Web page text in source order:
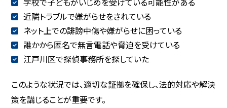
近隣トラブルで嫌がらせをされている
ネット上での誹謗中傷や嫌がらせに困っている
誰かから匿名で無言電話や脅迫を受けている
江戸川区で探偵事務所を探していた
このような状況では、適切な証拠を確保し、法的対応や解決
策を講じることが重要です。